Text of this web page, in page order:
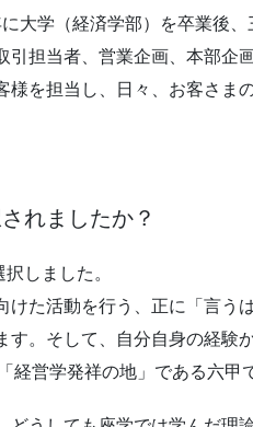
大学（経済学部）を卒業後
担当者、営業企画、本部企
を担当し、日々、お客さま
れましたか？
しました。
けた活動を行う、正に「言
す。そして、自分自身の経
経営学発祥の地」である六甲